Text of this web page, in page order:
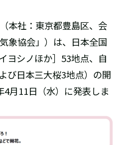
本社：東京都豊島区、会
象協会」）は、日本全国
ヨシノほか］53地点、自
び日本三大桜3地点）の開
月11日（水）に発表しま